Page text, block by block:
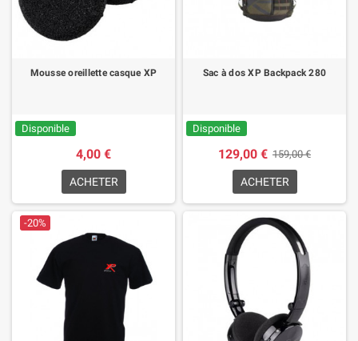
Mousse oreillette casque XP
Disponible
4,00 €
ACHETER
Sac à dos XP Backpack 280
Disponible
129,00 € 159,00 €
ACHETER
-20%